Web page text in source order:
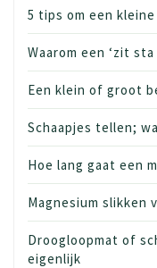
5 tips om een
Waarom een ‘zit sta
Een klein of groot
Schaapjes tellen;
Hoe lang gaat een
Magnesium slikken
Droogloopmat of
eigenlijk